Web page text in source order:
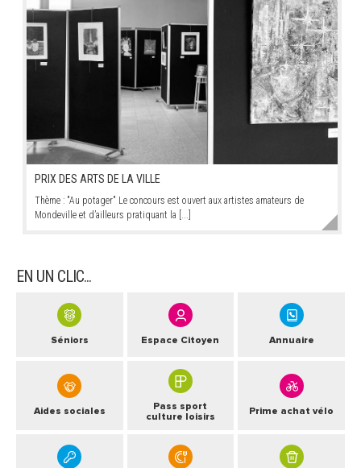
PRIX DES ARTS DE LA VILLE
Thème : "Au potager" Le concours est ouvert aux artistes amateurs de
Mondeville et d’ailleurs pratiquant la [...]
EN UN CLIC...
Séniors Espace Citoyen Annuaire
Aides sociales
Pass sport
culture loisirs
Prime achat vélo